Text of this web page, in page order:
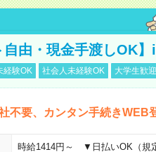
自由・現金手渡しOK
経験OK 社会人未経験OK 大学生歓迎
不要、カンタン手続きWEB
時給1414円～ ▼日払いOK（